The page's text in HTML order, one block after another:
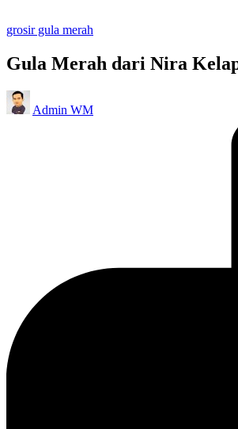
Posted
grosir gula merah
Gula Merah dari Nira
Posted
by
Admin WM